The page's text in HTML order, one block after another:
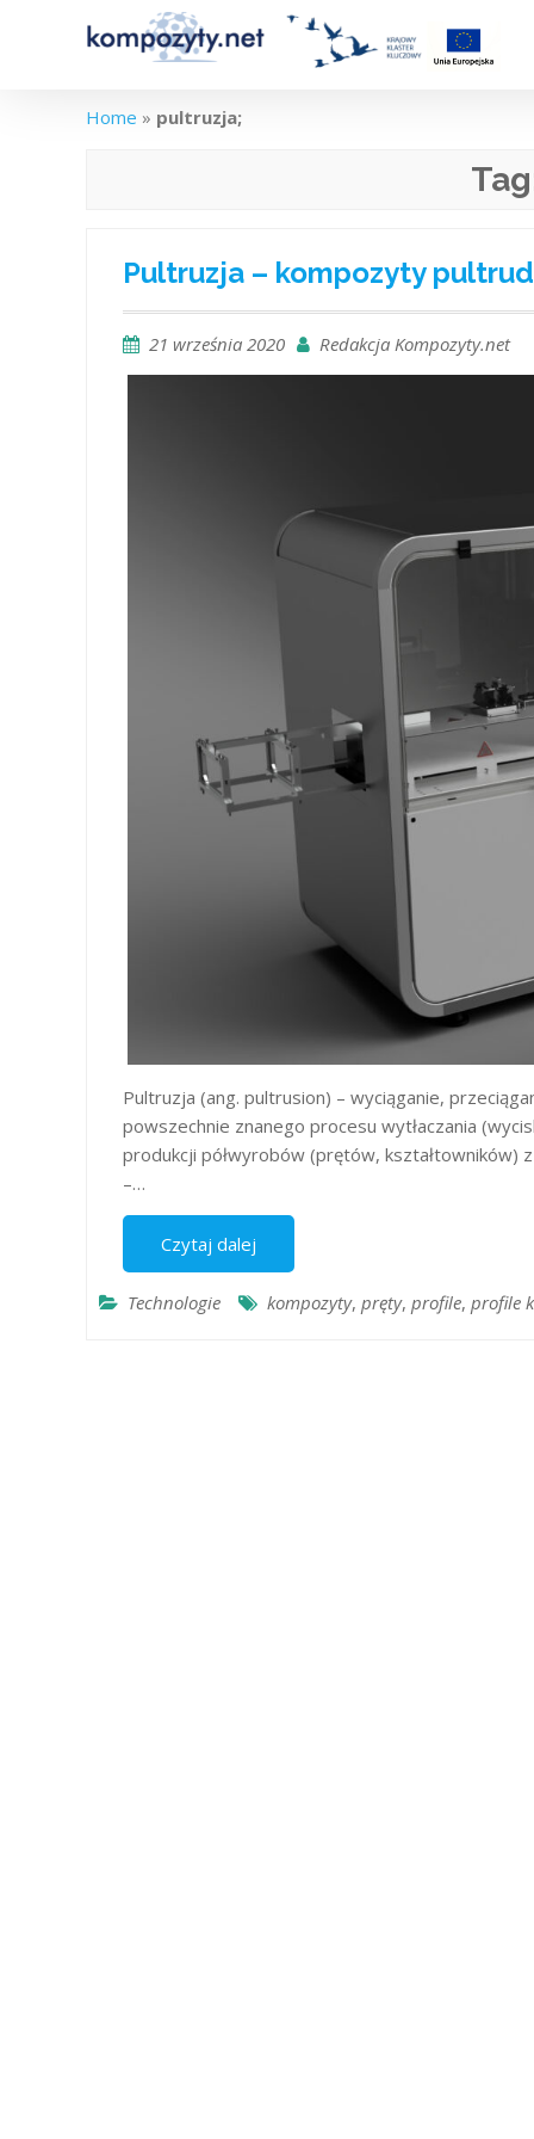
Home » pultruzja;
Pultruzja – kompozyty
21 września 2020 Redakcja Kompozyty.net
Pultruzja (ang. pultrusion) – wyciąganie,
powszechnie znanego procesu wytłaczania
produkcji półwyrobów (prętów, kształtowników)
–…
Czytaj dalej
Technologie kompozyty, pręty, profile, profile